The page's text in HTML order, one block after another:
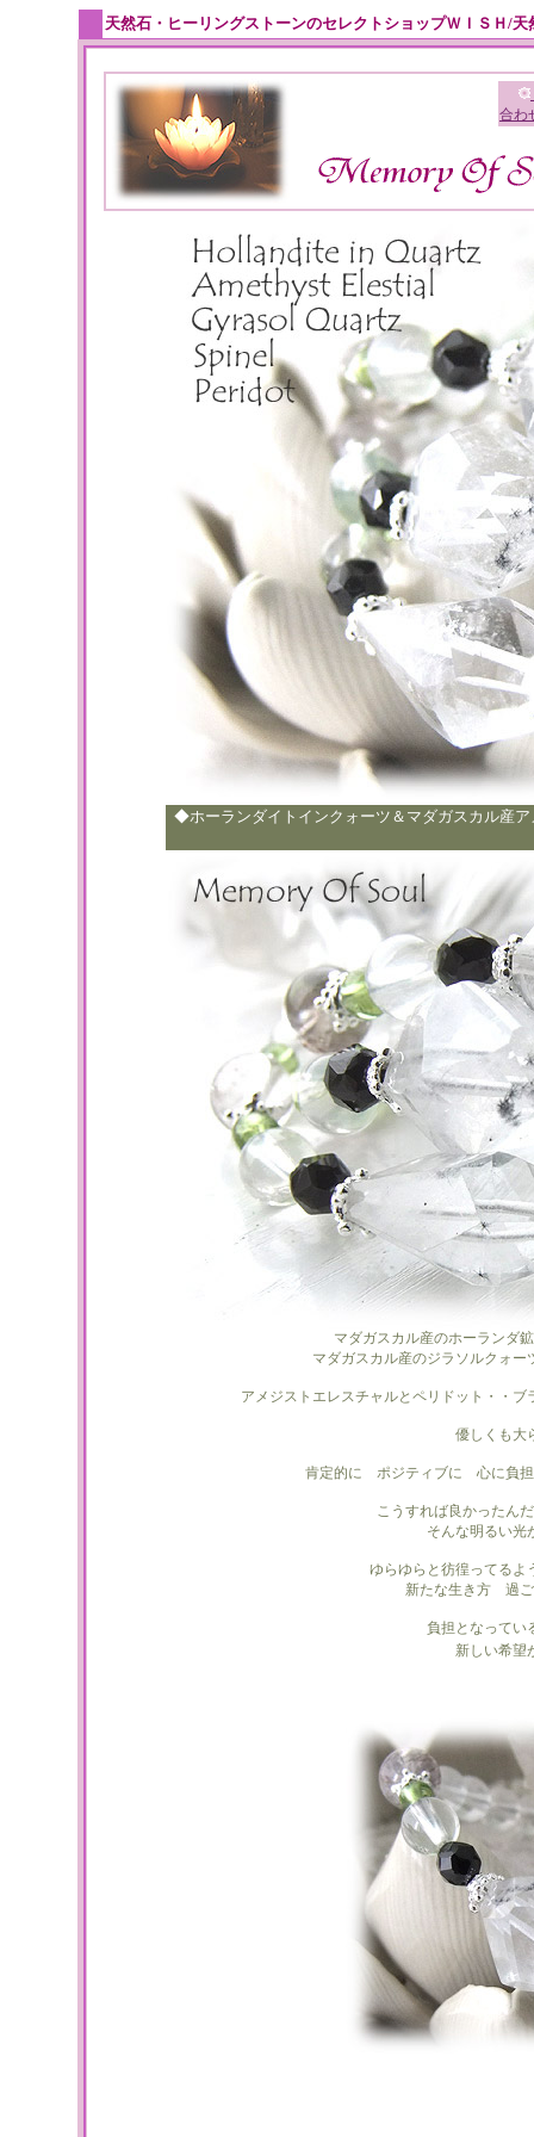
天然石・ヒーリングストーンのセレクトショップＷＩＳＨ/
合わ
◆ホーランダイトインクォーツ＆マダガスカル産
マダガスカル産のホーランダ
マダガスカル産のジラソルクォ
アメジストエレスチャルとペリドット・・
優しくも大
肯定的に ポジティブに 心に負担
こうすれば良かったん
そんな明るい
ゆらゆらと彷徨ってる
新たな生き方 過
負担となって
新しい希望